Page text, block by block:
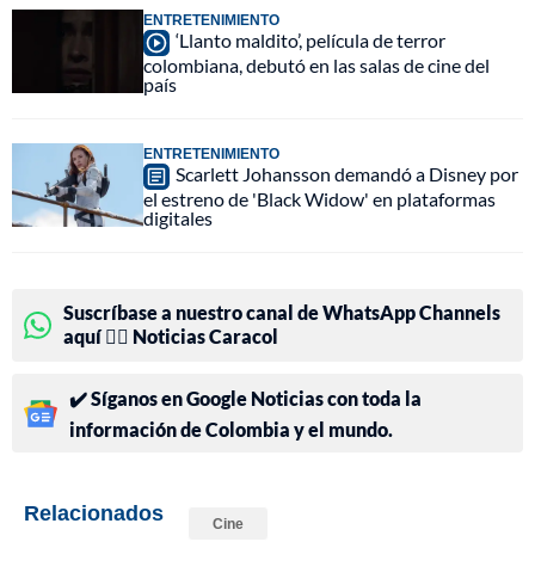
ENTRETENIMIENTO
‘Llanto maldito’, película de terror
colombiana, debutó en las salas de cine del
país
ENTRETENIMIENTO
Scarlett Johansson demandó a Disney por
el estreno de 'Black Widow' en plataformas
digitales
Suscríbase a nuestro canal de WhatsApp Channels
aquí 👉🏻 Noticias Caracol
✔️ Síganos en Google Noticias con toda la
información de Colombia y el mundo.
Relacionados Cine